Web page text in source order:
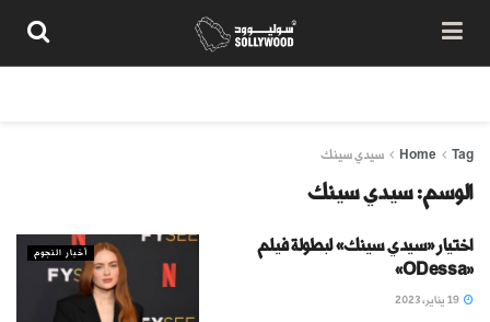
Home Tag سيدي سينك
الوسم:سيدي سينك
أخبار النجوم
اختيار «سيدي سينك» لبطولة فيلم
«ODessa»